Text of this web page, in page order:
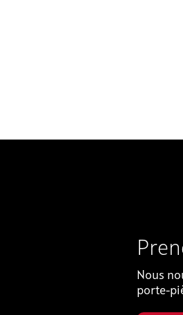
Nous
porte-